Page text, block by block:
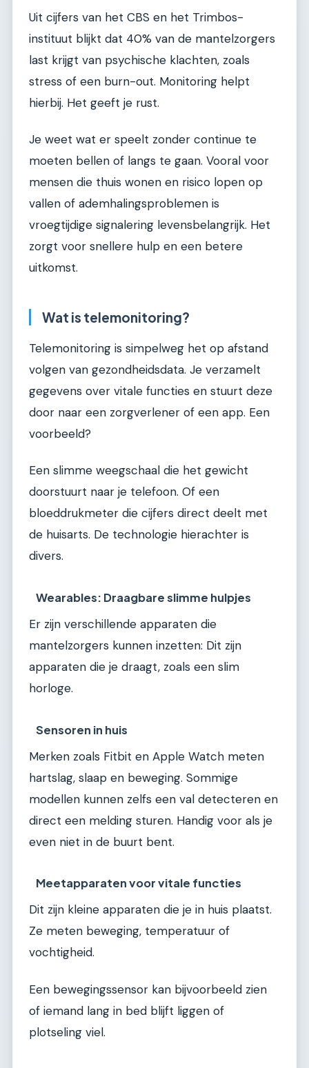
Uit cijfers van het CBS en het Trimbos-
instituut blijkt dat 40% van de mantelzorgers
last krijgt van psychische klachten, zoals
stress of een burn-out. Monitoring helpt
hierbij. Het geeft je rust.
Je weet wat er speelt zonder continue te
moeten bellen of langs te gaan. Vooral voor
mensen die thuis wonen en risico lopen op
vallen of ademhalingsproblemen is
vroegtijdige signalering levensbelangrijk. Het
zorgt voor snellere hulp en een betere
uitkomst.
Wat is telemonitoring?
Telemonitoring is simpelweg het op afstand
volgen van gezondheidsdata. Je verzamelt
gegevens over vitale functies en stuurt deze
door naar een zorgverlener of een app. Een
voorbeeld?
Een slimme weegschaal die het gewicht
doorstuurt naar je telefoon. Of een
bloeddrukmeter die cijfers direct deelt met
de huisarts. De technologie hierachter is
divers.
Wearables: Draagbare slimme hulpjes
Er zijn verschillende apparaten die
mantelzorgers kunnen inzetten: Dit zijn
apparaten die je draagt, zoals een slim
horloge.
Sensoren in huis
Merken zoals Fitbit en Apple Watch meten
hartslag, slaap en beweging. Sommige
modellen kunnen zelfs een val detecteren en
direct een melding sturen. Handig voor als je
even niet in de buurt bent.
Meetapparaten voor vitale functies
Dit zijn kleine apparaten die je in huis plaatst.
Ze meten beweging, temperatuur of
vochtigheid.
Een bewegingssensor kan bijvoorbeeld zien
of iemand lang in bed blijft liggen of
plotseling viel.